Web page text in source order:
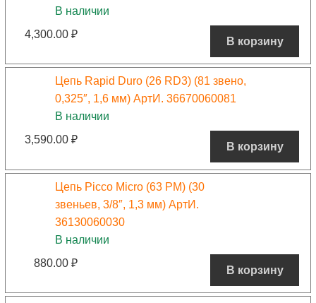
В наличии
4,300.00 ₽
В корзину
Цепь Rapid Duro (26 RD3) (81 звено,
0,325″, 1,6 мм) АртИ. 36670060081
В наличии
3,590.00 ₽
В корзину
Цепь Picco Micro (63 PM) (30
звеньев, 3/8″, 1,3 мм) АртИ.
36130060030
В наличии
880.00 ₽
В корзину